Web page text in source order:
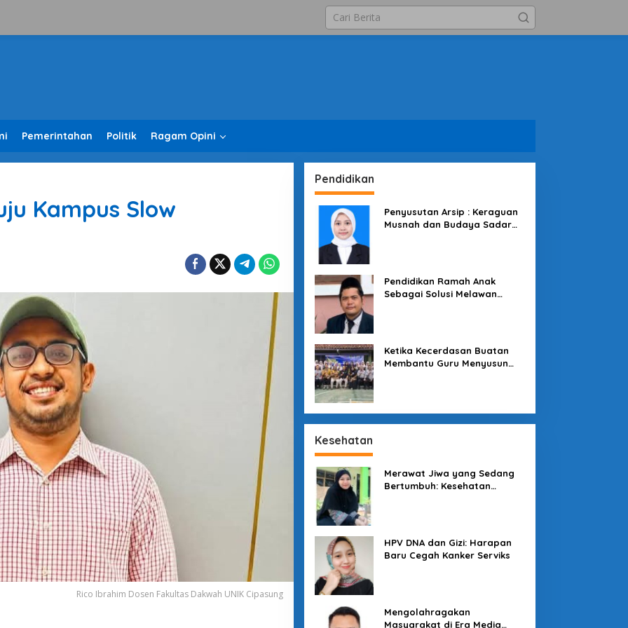
Pemerintahan Politik Ragam Opini
Kampus Slow
Rico Ibrahim Dosen Fakultas Dakwah UNIK Cipasung
Pendidikan
Penyusutan Arsip : Keraguan
Musnah dan Budaya Sadar
Pendidikan Ramah Anak
Sebagai Solusi Melawan
Ketika Kecerdasan Buatan
Membantu Guru Menyusun
Kesehatan
Merawat Jiwa yang Sedang
Bertumbuh: Kesehatan
HPV DNA dan Gizi: Harapan
Baru Cegah Kanker Serviks
Mengolahragakan
Masyarakat di Era Media